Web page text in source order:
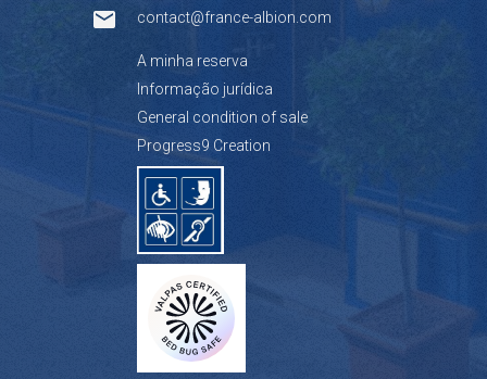
contact@france-albion.com
A minha reserva
Informação jurídica
General condition of sale
Progress9 Creation